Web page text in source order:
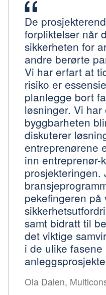
De
forpliktelser når
sikkerheten for
andre berørte
Vi har erfart at
risiko er
planlegge bort
løsninger. Vi
byggbarheten
diskuterer
entreprenørene
inn entreprenør-
prosjekteringen.
pekefingeren på
samt bidratt til
det viktige
i de ulike
Ola Dalen,